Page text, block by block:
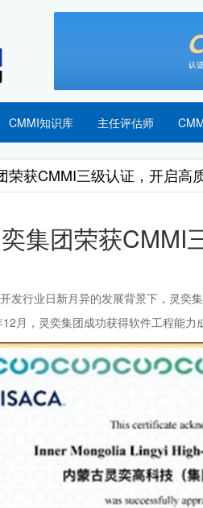
CMMI知识库 主任评估师
荣获CMMI三级认证，开启高
集团荣获CMMI
发行业日新月异的发展背景下，灵奕
月，灵奕集团成功获得软件工程能力